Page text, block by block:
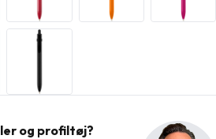
og profiltøj?